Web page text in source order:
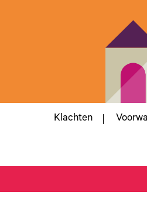
Klachten